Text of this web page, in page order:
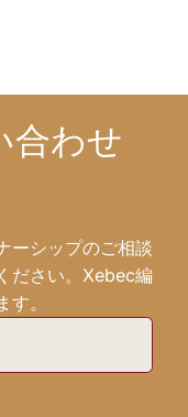
合わせ
ーシップのご相談
ださい。Xebec編
。